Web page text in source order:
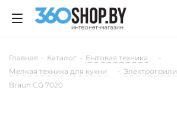
Главная - Каталог - Бытовая техника
-
Мелкая техника для кухни
- Электрогрили
Braun CG 7020